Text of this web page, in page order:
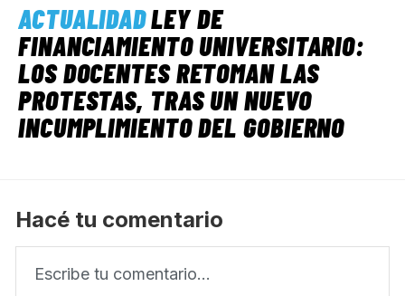
ACTUALIDADLEY DE
FINANCIAMIENTO UNIVERSITARIO:
LOS DOCENTES RETOMAN LAS
PROTESTAS, TRAS UN NUEVO
INCUMPLIMIENTO DEL GOBIERNO
Hacé tu comentario